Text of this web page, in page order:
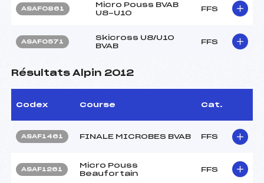
ASAF0861
Micro Pouss BVAB
U8-U10
FFS
ASAF0571
Skicross U8/U10
BVAB
FFS
Résultats Alpin 2012
Codex Course Cat.
ASAF1461 FINALE MICROBES BVAB FFS
ASAF1261
Micro Pouss
Beaufortain
FFS